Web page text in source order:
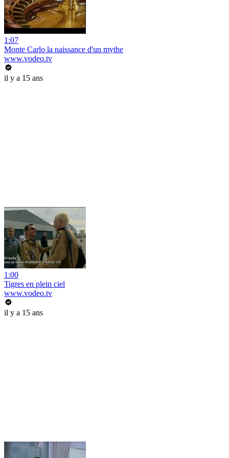
1:07
Monte Carlo la naissance d'un mythe
www.vodeo.tv
il y a 15 ans
1:00
Tigres en plein ciel
www.vodeo.tv
il y a 15 ans